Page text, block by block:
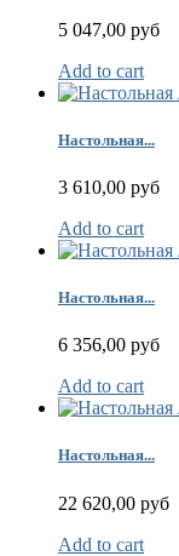
5 047,00 руб
Add to cart
Настольная...
3 610,00 руб
Add to cart
Настольная...
6 356,00 руб
Add to cart
Настольная...
22 620,00 руб
Add to cart